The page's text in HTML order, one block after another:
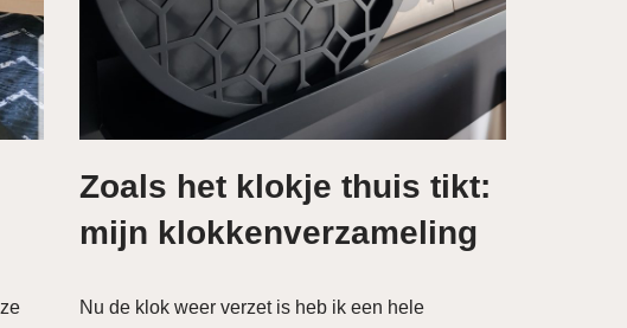
Zoals het klokje thuis tikt:
mijn klokkenverzameling
Nu de klok weer verzet is heb ik een hele